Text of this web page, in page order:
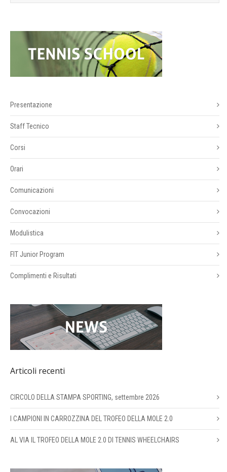
Presentazione
Staff Tecnico
Corsi
Orari
Comunicazioni
Convocazioni
Modulistica
FIT Junior Program
Complimenti e Risultati
Articoli recenti
CIRCOLO DELLA STAMPA SPORTING, settembre 2026
I CAMPIONI IN CARROZZINA DEL TROFEO DELLA MOLE 2.0
AL VIA IL TROFEO DELLA MOLE 2.0 DI TENNIS WHEELCHAIRS